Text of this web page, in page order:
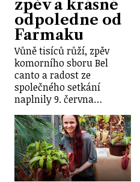
zpěv a krásné
odpoledne od
Farmaku
Vůně tisíců růží, zpěv
komorního sboru Bel
canto a radost ze
společného setkání
naplnily 9. června…